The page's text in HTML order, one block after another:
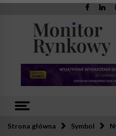
Skip
Strona główna Symbol